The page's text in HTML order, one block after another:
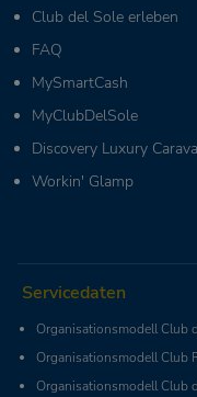
Club del Sole erleben
FAQ
MySmartCash
MyClubDelSole
Discovery Luxury
Workin' Glamp
Servicedaten
Organisationsmodell Club
Organisationsmodell Club
Organisationsmodell Club